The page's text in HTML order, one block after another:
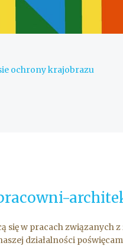
ochrony krajobrazu
się w pracach związanych
działalności